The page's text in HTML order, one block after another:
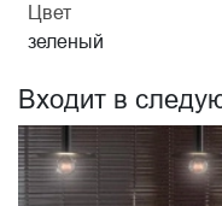
Цвет
зеленый
Входит в